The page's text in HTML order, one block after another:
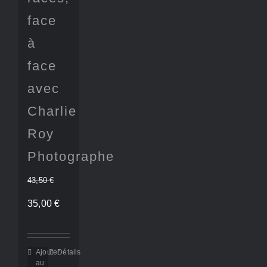
face
à
face
avec
Charlie
Roy
Photographe
43,50€
Le
initial
35,00€Le
actuel
Ajouter
au
Détails